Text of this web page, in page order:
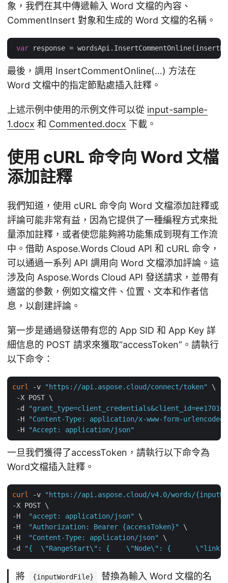
象，我們在其中傳遞輸入 Word 文檔的內容、
CommentInsert 對象和生成的 Word 文檔的名稱。
var
最後，調用 InsertCommentOnline(…) 方法在
Word 文檔中的指定節點處插入註釋。
上述示例中使用的示例文件可以從 input-sample-
1.docx 和 Commented.docx 下載。
使用 cURL 命令向 Word 文檔
添加註釋
我們知道，使用 cURL 命令向 Word 文檔添加註釋或
評論可能非常有益，因為它提供了一種編程方式來批
量添加註釋，或者使您能夠將功能集成到現有工作流
中。借助 Aspose.Words Cloud API 和 cURL 命令，
可以通過一系列 API 調用向 Word 文檔添加評論。這
涉及向 Aspose.Words Cloud API 發送請求，並帶有
適當的參數，例如文檔文件、位置、文本和作者信
息，以創建評論。
第一步是通過發送帶有您的 App SID 和 App Key 詳
細信息的 POST 請求來獲取“accessToken”。請執行
以下命令：
curl -v "https://api.aspose.cloud/connect/token"
\
-X POST \
-d
-H
"Content-Type: application/x-www-form-urlencoded"
-H
"Accept: application/json"
一旦我們獲得了accessToken，請執行以下命令為
Word文檔插入註釋。
curl -v
"https://api.aspose.cloud/v4.0/words/
-X POST \
-H
"accept: application/json"
\
-H
"Authorization: Bearer {accessToken}"
\
-H
"Content-Type: application/json"
\
-d
"{  \"RangeStart\": {    \"Node\": {      \"link\":
將 {inputWordFile}
替換為輸入 Word 文檔的名